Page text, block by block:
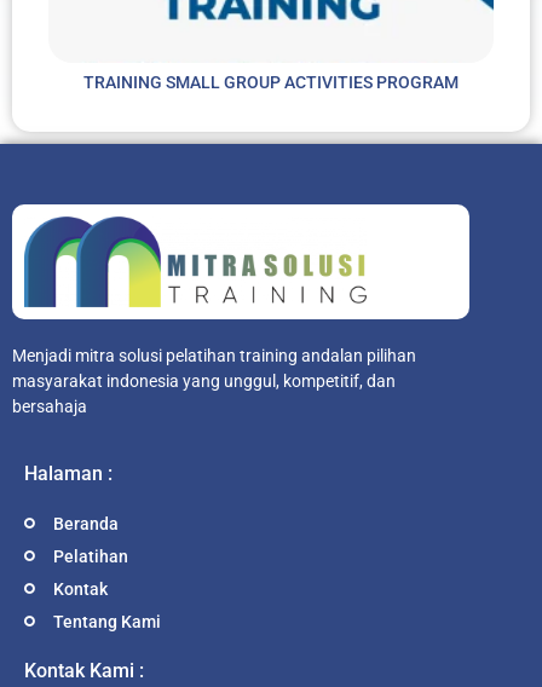
TRAINING SMALL GROUP ACTIVITIES PROGRAM
Menjadi mitra solusi pelatihan training andalan pilihan
masyarakat indonesia yang unggul, kompetitif, dan
bersahaja
Halaman :
Beranda
Pelatihan
Kontak
Tentang Kami
Kontak Kami :